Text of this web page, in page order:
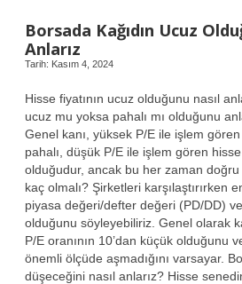
Borsada Kağıdın Ucuz
Anlarız
Tarih: Kasım 4, 2024
Hisse fiyatının ucuz olduğunu nasıl
ucuz mu yoksa pahalı mı olduğunu
Genel kanı, yüksek P/E ile işlem
pahalı, düşük P/E ile işlem gören
olduğudur, ancak bu her zaman
kaç olmalı? Şirketleri karşılaştırırken
piyasa değeri/defter değeri (PD/DD)
olduğunu söyleyebiliriz. Genel olarak
P/E oranının 10’dan küçük olduğunu
önemli ölçüde aşmadığını varsayar.
düşeceğini nasıl anlarız? Hisse